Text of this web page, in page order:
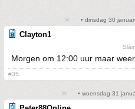
• dinsdag 30
Clayton1
Morgen om 12:00 uur maar
#35.
• woensdag 31